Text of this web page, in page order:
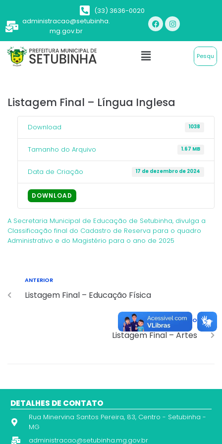
(33) 3636-0020
administracao@setubinha.
mg.gov.br
Listagem Final – Língua Inglesa
Download 1038
Tamanho do Arquivo 1.67 MB
Data de Criação 17 de dezembro de 2024
DOWNLOAD
A Secretaria Municipal de Educação de Setubinha, divulga a
Classificação final do Cadastro de Reserva para o quadro
Administrativo e do Magistério para o ano de 2025
ANTERIOR
Listagem Final – Educação Física
PRÓXIMO
Listagem Final – Artes
DETALHES DE CONTATO
Rua Minervina Santos Pereira, 83, Centro - Setubinha -
MG
administracao@setubinha.mg.gov.br